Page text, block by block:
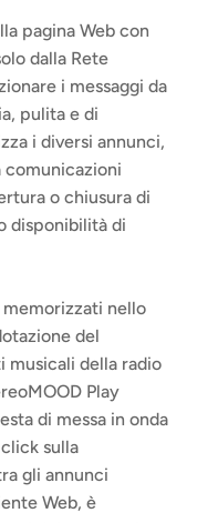
pagina Web con
dalla Rete
i messaggi da
pulita e di
i diversi annunci,
comunicazioni
o chiusura di
disponibilità di
memorizzati nello
del
musicali della radio
Play
di messa in onda
sulla
gli annunci
Web, è